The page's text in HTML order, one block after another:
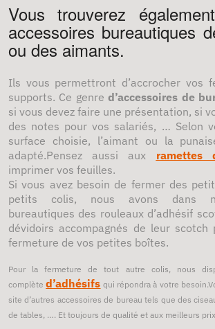
Vous trouverez
accessoires bureautiques
ou des aimants.
Ils vous permettront d’accrocher vos
supports. Ce genred’accessoires de
si vous devez faire une présentation, si
des notes pour vos salariés, … Selon
surface choisie, l’aimant ou la
adapté.Pensez aussi aux ramettes
imprimer vos feuilles.
Si vous avez besoin de fermer des
petits colis, nous avons dans
bureautiques des rouleaux d’adhésif
dévidoirs accompagnés de leur scotch
fermeture de vos petites boîtes.
Pour la fermeture de tout autre colis, nous
complète d’adhésifs qui répondra à votre
site d’autres accessoires de bureau tels que des
de tables, …. Et toujours de qualité et aux meilleurs